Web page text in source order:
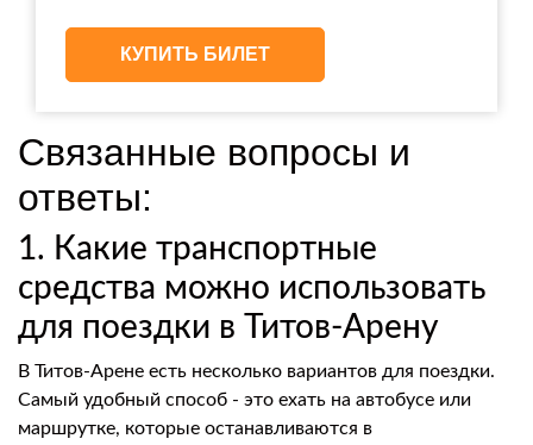
КУПИТЬ БИЛЕТ
Связанные вопросы и
ответы:
1. Какие транспортные
средства можно использовать
для поездки в Титов-Арену
В Титов-Арене есть несколько вариантов для поездки.
Самый удобный способ - это ехать на автобусе или
маршрутке, которые останавливаются в